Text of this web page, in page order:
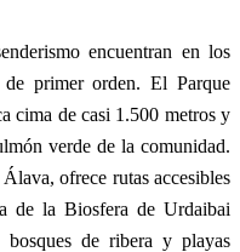
encuentran en los
de primer orden. El Parque
cima de casi 1.500 metros y
verde de la comunidad.
ofrece rutas accesibles
de la Biosfera de Urdaibai
bosques de ribera y playas